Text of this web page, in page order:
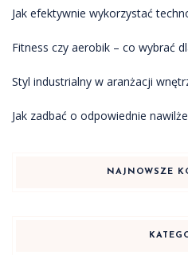
Jak efektywnie wykorzystać
Fitness czy aerobik – co wybrać
Styl industrialny w aranżacji
Jak zadbać o odpowiednie
NAJNOWSZE